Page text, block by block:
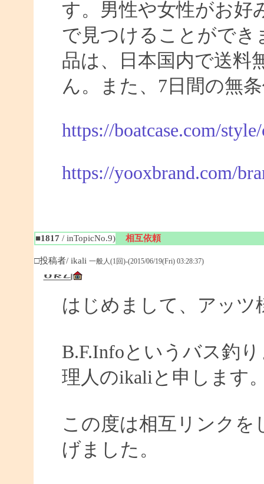
す。男性や女性がお好
で見つけることができ
品は、日本国内で送料
ん。また、7日間の無
https://boatcase.com/
https://yooxbrand.com/
■1817 / inTopicNo.9) 相互依頼
□投稿者/ ikali 一般人(1回)-(2015/06/19(Fri) 03:28:37)
はじめまして、アッツ
B.F.Infoというバス釣
理人のikaliと申します
この度は相互リンクを
げました。